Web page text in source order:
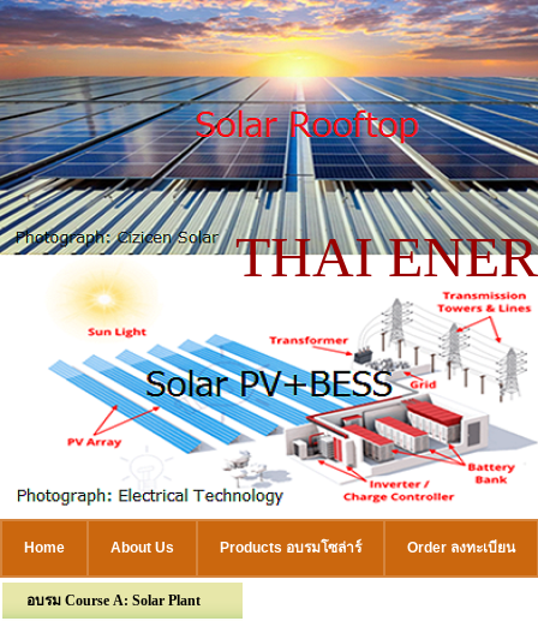
THAI
Home About Us Products อบรมโซล่าร์ Order ลงทะเบียน
อบรม Course A: Solar Plant